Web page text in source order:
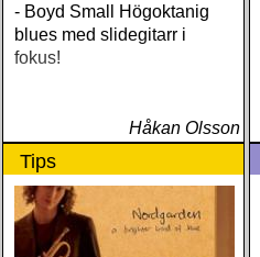
- Boyd Small Högoktanig
blues med slidegitarr i
fokus!
Håkan Olsson
Tips